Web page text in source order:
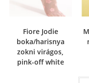
Fiore Jodie
boka/harisnya
zokni virágos,
pink-off white